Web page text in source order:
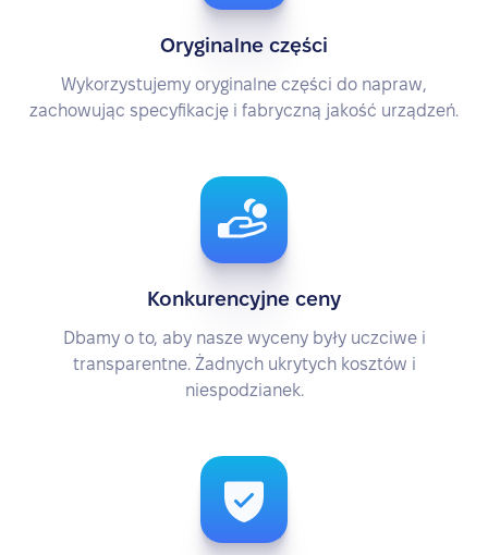
Oryginalne części
Wykorzystujemy oryginalne części do napraw,
zachowując specyfikację i fabryczną jakość urządzeń.
Konkurencyjne ceny
Dbamy o to, aby nasze wyceny były uczciwe i
transparentne. Żadnych ukrytych kosztów i
niespodzianek.